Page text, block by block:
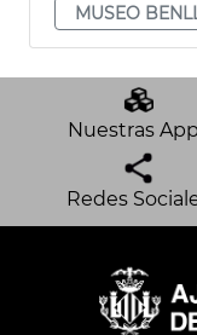
MUSEO
Nuestras
Redes